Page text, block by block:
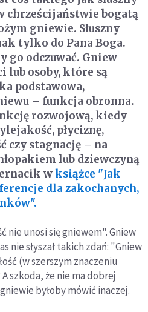
chrześcijaństwie bogatą
gniewie. Słuszny
tylko do Pana Boga.
go odczuwać. Gniew
lub osoby, które są
podstawowa,
– funkcja obronna.
rozwojową, kiedy
płyciznę,
czy stagnację – na
lub dziewczyną
wksiążce "Jak
dla zakochanych,
nie unosi się gniewem". Gniew
nie słyszał takich zdań: "Gniew
(w szerszym znaczeniu
szkoda, że nie ma dobrej
byłoby mówić inaczej.